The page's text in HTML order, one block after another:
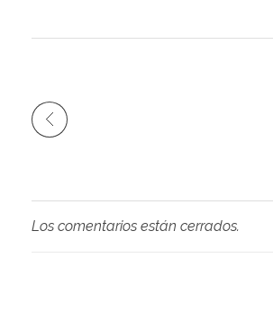
Los comentarios están cerrados.